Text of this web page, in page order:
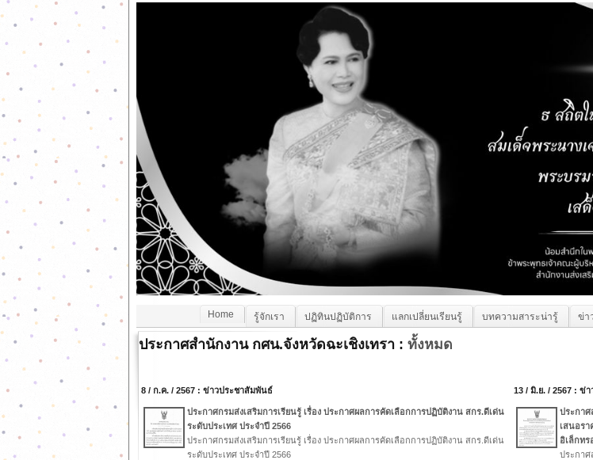
Home รู้จักเรา ปฏิทินปฏิบัติการ แลกเปลี่ยนเรียนรู้ บทความสาระน่ารู้ ข่า
ประกาศสำนักงาน กศน.จังหวัดฉะเชิงเทรา : ทั้งหมด
8 / ก.ค. / 2567 : ข่าวประชาสัมพันธ์
ประกาศกรมส่งเสริมการเรียนรู้ เรื่อง ประกาศผลการคัดเลือกการปฏิบัติงาน สกร.ดีเด่น
ระดับประเทศ ประจำปี 2566
ประกาศกรมส่งเสริมการเรียนรู้ เรื่อง ประกาศผลการคัดเลือกการปฏิบัติงาน สกร.ดีเด่น
ระดับประเทศ ประจำปี 2566
13 / มิ.ย. / 2567 : ข่
ประกาศ
เสนอร
อิเล็กท
ประกาศ